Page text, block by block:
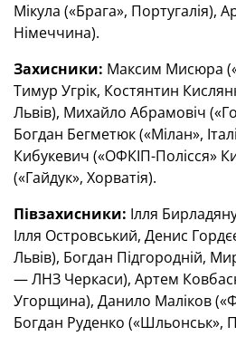
Мікула («Брага», Португалія),
Німеччина).
Захисники: Максим Мисюра
Тимур Угрік, Костянтин
Львів), Михайло Абрамовіч
Богдан Бегметюк («Мілан»,
Кибукевич («ОФКІП-Полісся»
(«Гайдук», Хорватія).
Півзахисники: Ілля
Ілля Островський, Денис
Львів), Богдан Підгородній,
— ЛНЗ Черкаси), Артем
Угорщина), Данило Маліков
Богдан Руденко («Шльонськ»,